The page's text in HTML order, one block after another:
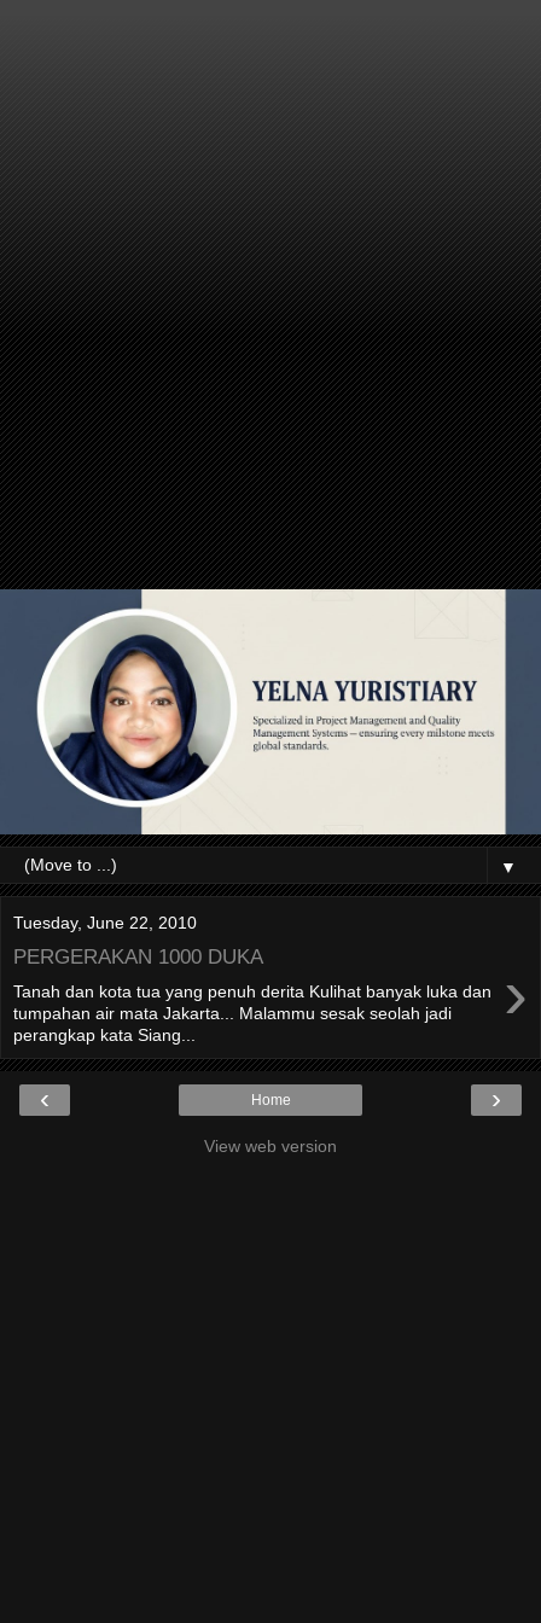
▼
Tuesday, June 22, 2010
PERGERAKAN 1000 DUKA ›
Tanah dan kota tua yang penuh derita Kulihat banyak luka dan
tumpahan air mata Jakarta... Malammu sesak seolah jadi
perangkap kata Siang...
‹ ›
Home
View web version